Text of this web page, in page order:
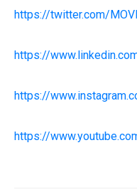
https://twitter.com/
https://
https://
https://